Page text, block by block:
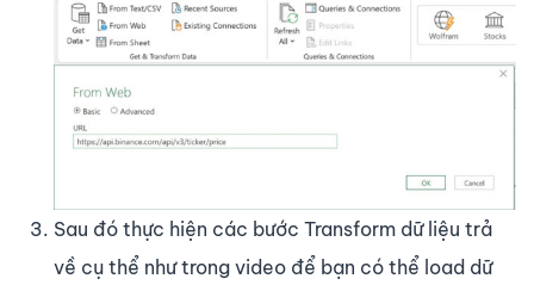
Sau đó thực hiện các bước Transform dữ liệu trả
về cụ thể như trong video để bạn có thể load dữ